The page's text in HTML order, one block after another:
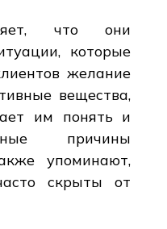
что они
которые
желание
вещества,
им понять и
причины
упоминают,
скрыты от